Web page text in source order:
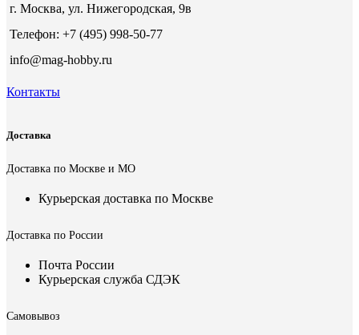
г. Москва, ул. Нижегородская, 9в
Телефон: +7 (495) 998-50-77
info@mag-hobby.ru
Контакты
Доставка
Доставка по Москве и МО
Курьерская доставка по Москве
Доставка по России
Почта России
Курьерская служба СДЭК
Самовывоз